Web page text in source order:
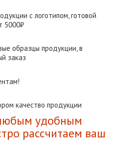
с логотипом, готовой
5000₽
образцы продукции, в
заказ
качество продукции
удобным
рассчитаем ваш